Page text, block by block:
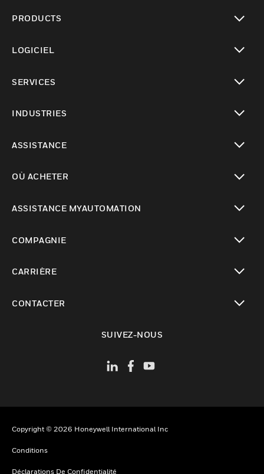
PRODUCTS
LOGICIEL
SERVICES
INDUSTRIES
ASSISTANCE
OÙ ACHETER
ASSISTANCE MYAUTOMATION
COMPAGNIE
CARRIÈRE
CONTACTER
SUIVEZ-NOUS
Copyright © 2026 Honeywell International Inc
Conditions
Déclarations De Confidentialité